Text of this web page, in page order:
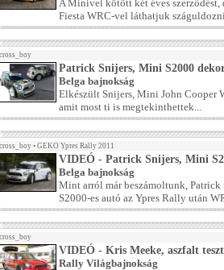
A Minivel kötött két éves szerződést,
Fiesta WRC-vel láthatjuk
cross_boy
Patrick Snijers, Mini S2000
Belga bajnokság
Elkészült Snijers, Mini John Cooper
amit most ti is megtekinthettek...
cross_boy • GEKO Ypres Rally 2011
VIDEÓ - Patrick Snijers, Mini
Belga bajnokság
Mint arról már beszámoltunk,
S2000-es autó az Ypres Rally után
cross_boy
VIDEÓ - Kris Meeke, aszfalt teszt
Rally Világbajnokság